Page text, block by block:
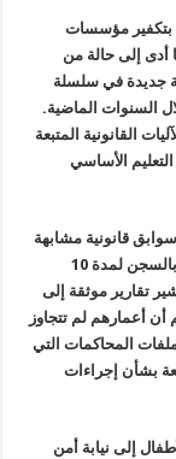
بتكفير مؤسسات
إلى حالة من
جديدة في سلسلة
السنوات الماضية.
القانونية المتبعة
الأساسي
قانونية مشابهة
الجمهورية في يونيو 2025 حيث صدرت أحكام بالسجن لمدة 10
تقارير موثقة إلى
أن أعمارهم لم تتجاوز
المحاكمات التي
بشأن إجراءات
إلى نيابة أمن